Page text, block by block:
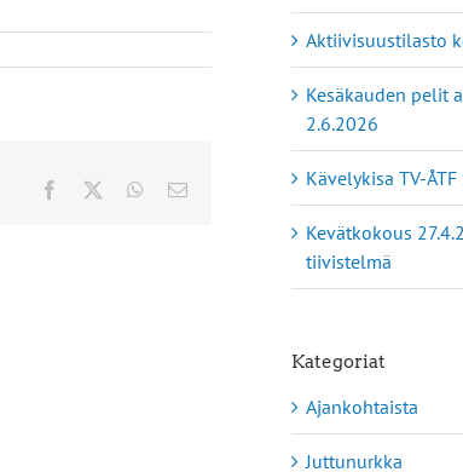
Facebook WhatsAppSähköposti
Aktiivisuustilasto
Kesäkauden pelit
2.6.2026
Kävelykisa TV-
Kevätkokous
tiivistelmä
Kategoriat
Ajankohtaista
Juttunurkka